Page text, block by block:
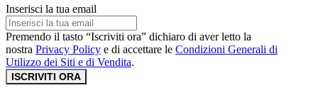
Inserisci la tua email
Premendo il tasto “Iscriviti ora” dichiaro di aver letto la
nostra Privacy Policy e di accettare le Condizioni Generali di
Utilizzo dei Siti e di Vendita.
ISCRIVITI ORA